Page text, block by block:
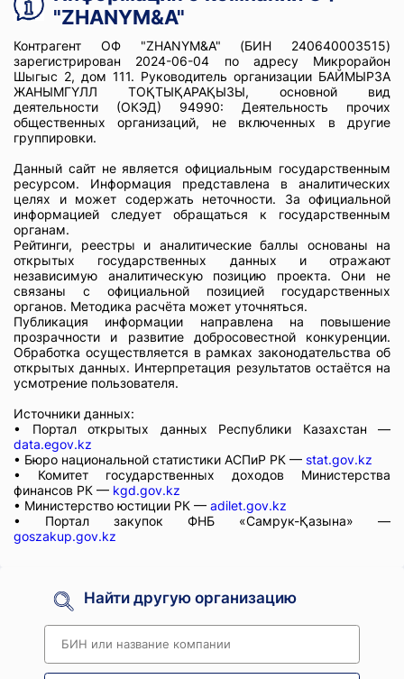
"ZHANYM&A"
Контрагент ОФ "ZHANYM&A" (БИН 240640003515)
зарегистрирован 2024-06-04 по адресу Микрорайон
Шыгыс 2, дом 111. Руководитель организации БАЙМЫРЗА
ЖАНЫМГҮЛЛ ТОҚТЫҚАРАҚЫЗЫ, основной вид
деятельности (ОКЭД) 94990: Деятельность прочих
общественных организаций, не включенных в другие
группировки.
Данный сайт не является официальным государственным
ресурсом. Информация представлена в аналитических
целях и может содержать неточности. За официальной
информацией следует обращаться к государственным
органам.
Рейтинги, реестры и аналитические баллы основаны на
открытых государственных данных и отражают
независимую аналитическую позицию проекта. Они не
связаны с официальной позицией государственных
органов. Методика расчёта может уточняться.
Публикация информации направлена на повышение
прозрачности и развитие добросовестной конкуренции.
Обработка осуществляется в рамках законодательства об
открытых данных. Интерпретация результатов остаётся на
усмотрение пользователя.
Источники данных:
• Портал открытых данных Республики Казахстан —
data.egov.kz
• Бюро национальной статистики АСПиР РК — stat.gov.kz
• Комитет государственных доходов Министерства
финансов РК — kgd.gov.kz
• Министерство юстиции РК — adilet.gov.kz
• Портал закупок ФНБ «Самрук-Қазына» —
goszakup.gov.kz
Найти другую организацию